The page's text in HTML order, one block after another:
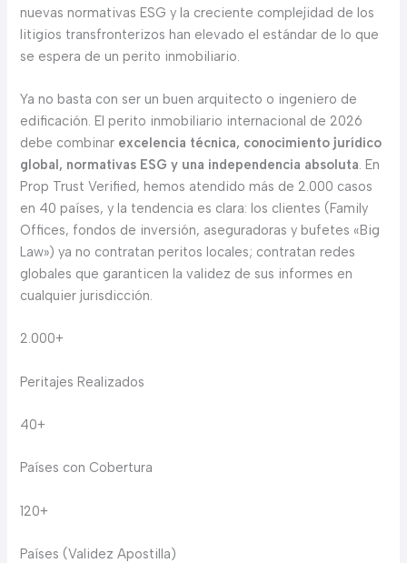
nuevas normativas ESG y la creciente complejidad de los
litigios transfronterizos han elevado el estándar de lo que
se espera de un perito inmobiliario.
Ya no basta con ser un buen arquitecto o ingeniero de
edificación. El perito inmobiliario internacional de 2026
debe combinar excelencia técnica, conocimiento jurídico
global, normativas ESG y una independencia absoluta. En
Prop Trust Verified, hemos atendido más de 2.000 casos
en 40 países, y la tendencia es clara: los clientes (Family
Offices, fondos de inversión, aseguradoras y bufetes «Big
Law») ya no contratan peritos locales; contratan redes
globales que garanticen la validez de sus informes en
cualquier jurisdicción.
2.000+
Peritajes Realizados
40+
Países con Cobertura
120+
Países (Validez Apostilla)